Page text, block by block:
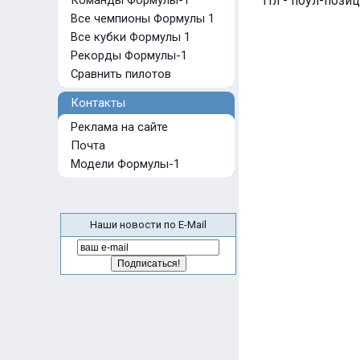
Все чемпионы Формулы 1
Все кубки Формулы 1
Рекорды Формулы-1
Сравнить пилотов
Контакты
Реклама на сайте
Почта
Модели Формулы-1
Наши новости по E-Mail